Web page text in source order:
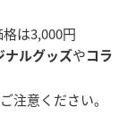
は3,000円
ナルグッズや コラ
注意ください。